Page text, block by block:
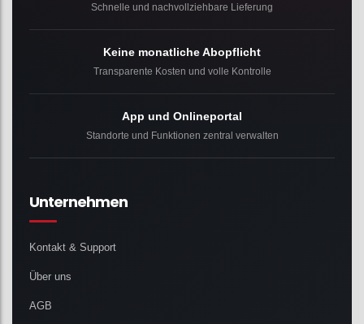
Schnelle und nachvollziehbare Lieferung
Keine monatliche Abopflicht
Transparente Kosten und volle Kontrolle
App und Onlineportal
Standorte und Funktionen zentral verwalten
Unternehmen
Kontakt & Support
Über uns
AGB